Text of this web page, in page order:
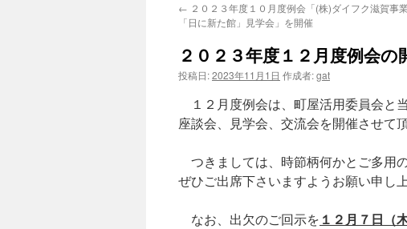
← ２０２３年度１０月度例会「(株)ダイフク滋賀事
「日に新た館」見学会」を開催
２０２３年度１２月度例会の
投稿日:2023年11月1日 作成者:gat
１２月度例会は、町屋活用委員会と
座談会、見学会、交流会を開催させて頂
つきましては、時節柄何かとご多用
ぜひご出席下さいますようお願い申し上
なお、出欠のご回示を １２月７日（